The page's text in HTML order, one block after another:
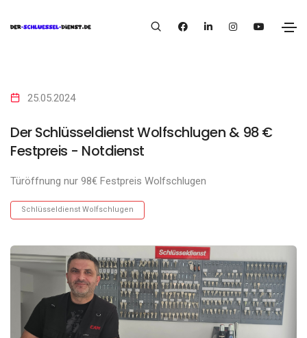
25.05.2024
Der Schlüsseldienst Wolfschlugen & 98 €
Festpreis - Notdienst
Türöffnung nur 98€ Festpreis Wolfschlugen
Schlüsseldienst Wolfschlugen